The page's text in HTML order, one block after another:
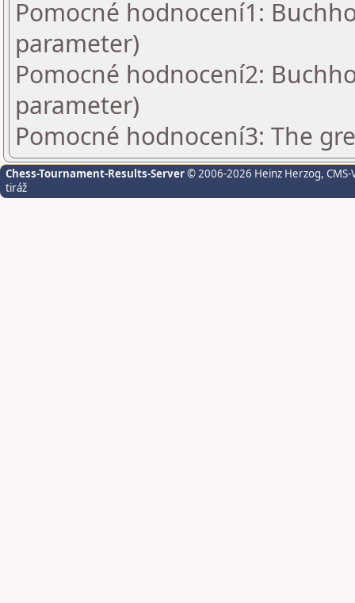
Pomocné hodnocení1:
parameter)
Pomocné hodnocení2:
parameter)
Pomocné hodnocení3: The
Chess-Tournament-Results-Server© 2006-2026 Heinz Herzog,
tiráž